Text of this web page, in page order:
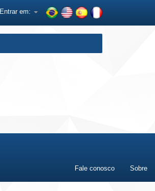
Entrar em:
Fale conosco Sobre